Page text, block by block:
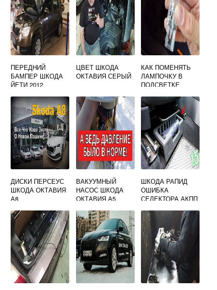
ПЕРЕДНИЙ
БАМПЕР ШКОДА
ЙЕТИ 2012
ЦВЕТ ШКОДА
ОКТАВИЯ СЕРЫЙ
КАК ПОМЕНЯТЬ
ЛАМПОЧКУ В
ПОДСВЕТКЕ
OCTAVIA A7
ДИСКИ ПЕРСЕУС
ШКОДА ОКТАВИЯ
А8
ВАКУУМНЫЙ
НАСОС ШКОДА
ОКТАВИЯ А5
ШКОДА РАПИД
ОШИБКА
СЕЛЕКТОРА АКПП